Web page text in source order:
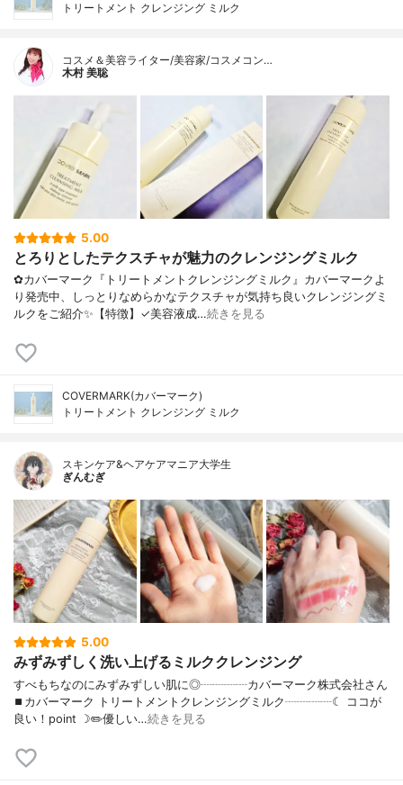
トリートメント クレンジング ミルク
コスメ＆美容ライター/美容家/コスメコン…
木村 美聡
5.00
とろりとしたテクスチャが魅力のクレンジングミルク
✿カバーマーク『トリートメントクレンジングミルク』カバーマークよ
り発売中、しっとりなめらかなテクスチャが気持ち良いクレンジングミ
ルクをご紹介✨【特徴】✓美容液成…続きを見る
COVERMARK(カバーマーク)
トリートメント クレンジング ミルク
スキンケア&ヘアケアマニア大学生
ぎんむぎ
5.00
みずみずしく洗い上げるミルククレンジング
すべもちなのにみずみずしい肌に◎┈┈┈┈カバーマーク株式会社さん
⏹カバーマーク トリートメントクレンジングミルク┈┈┈┈☾ ココが
良い！point ☽✏️優しい…続きを見る